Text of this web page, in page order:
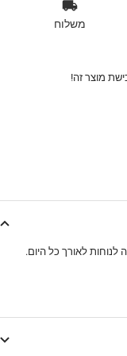
משלוח
מוצר זה!
לנוחות לאורך כל היום.